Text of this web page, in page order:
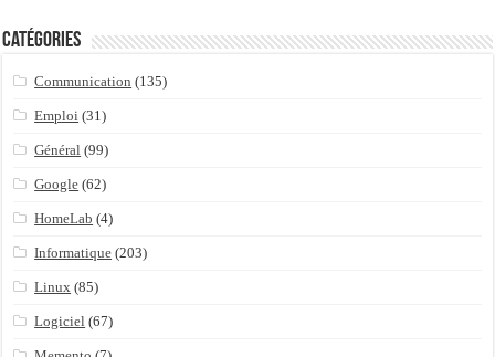
Catégories
Communication (135)
Emploi (31)
Général (99)
Google (62)
HomeLab (4)
Informatique (203)
Linux (85)
Logiciel (67)